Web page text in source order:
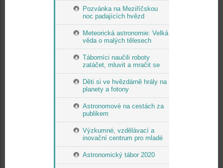
Pozvánka na Meziříčskou
noc padajících hvězd
Meteorická astronomie: Velká
věda o malých tělesech
Táborníci naučili roboty
zatáčet, mluvit a mračit se
Děti si ve hvězdárně hrály na
planety a fotony
Astronomové na cestách za
publikem
Výzkumné, vzdělávací a
inovační centrum pro mladé
Astronomický tábor 2020